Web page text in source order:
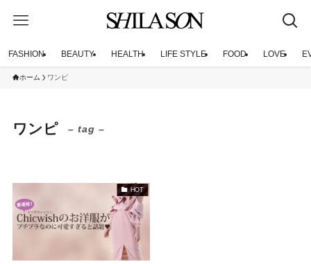
FASHION BEAUTY HEALTH LIFE STYLE FOOD LOVE
ホーム ワンピ
ワンピ – tag –
HOT